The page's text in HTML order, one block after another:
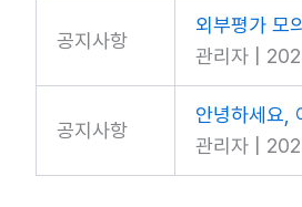
공지사항
외부평가 모
관리자
공지사항
안녕하세요,
관리자